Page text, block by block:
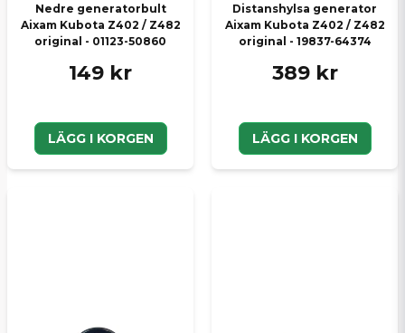
Nedre generatorbult
Aixam Kubota Z402 / Z482
original - 01123-50860
149 kr
LÄGG I KORGEN
Distanshylsa generator
Aixam Kubota Z402 / Z482
original - 19837-64374
389 kr
LÄGG I KORGEN